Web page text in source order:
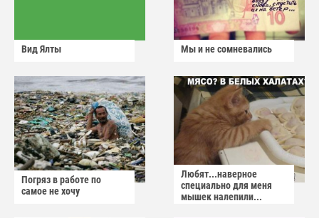
Вид Ялты Мы и не сомневались
Погряз в работе по
самое не хочу
Любят...наверное
специально для меня
мышек налепили...